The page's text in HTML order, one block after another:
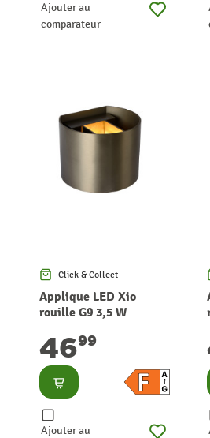
Ajouter au
comparateur
Click & Collect
Applique LED Xio
rouille G9 3,5 W
4699
Consulter
Ajouter au